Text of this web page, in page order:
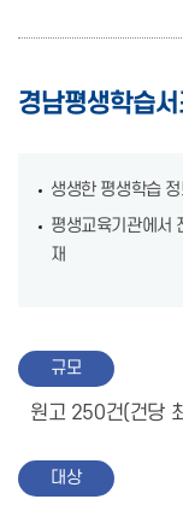
경남평생학습
생생한 평생학습
평생교육기관에서
재
규모
원고 250건(건당
대상